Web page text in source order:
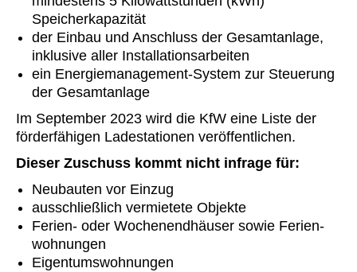
Speicherkapazität
der Einbau und Anschluss der Gesamt­anlage,
inklusive aller Installations­arbeiten
ein Energiemanagement-System zur Steuerung
der Gesamt­anlage
Im September 2023 wird die KfW eine Liste der
förderfähigen Ladestationen veröffentlichen.
Dieser Zuschuss kommt nicht infrage für:
Neubauten vor Einzug
ausschließlich vermietete Objekte
Ferien- oder Wochenend­häuser sowie Ferien­
wohnungen
Eigentumswohnungen